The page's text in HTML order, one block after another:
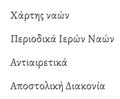
Χάρτης ναών
Περιοδικά Ιερών Ναών
Αντιαιρετικά
Αποστολική Διακονία